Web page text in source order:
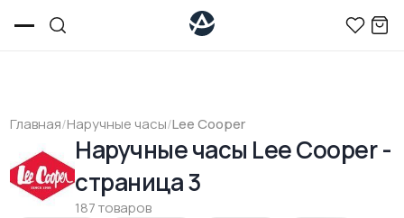
Главная/Наручные часы/Lee Cooper
Наручные часы Lee Cooper -
страница 3
187 товаров